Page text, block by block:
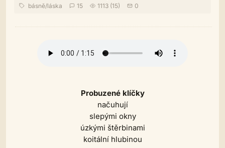
básně/láska 15 1113 (15) 0
Probuzené klíčky
načuhují
slepými okny
úzkými štěrbinami
koitální hlubinou